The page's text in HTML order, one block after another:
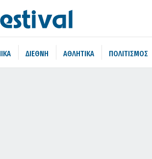
ΔΙΕΘΝΗ ΑΘΛΗΤΙΚΑ ΠΟΛΙΤΙΣΜΟΣ